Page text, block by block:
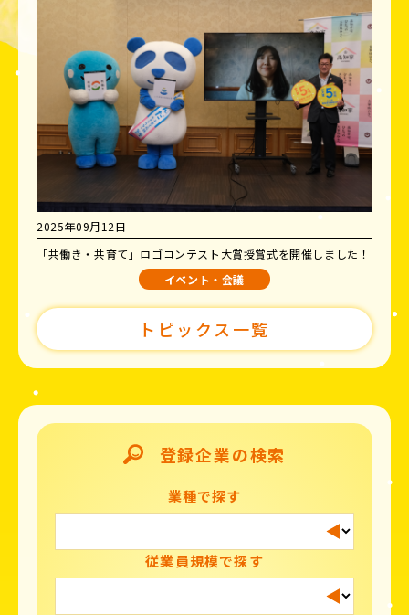
2025年09月12日
「共働き・共育て」ロゴコンテスト大賞授賞式を開催しました！
イベント・会議
トピックス一覧
登録企業の検索
業種で探す
従業員規模で探す